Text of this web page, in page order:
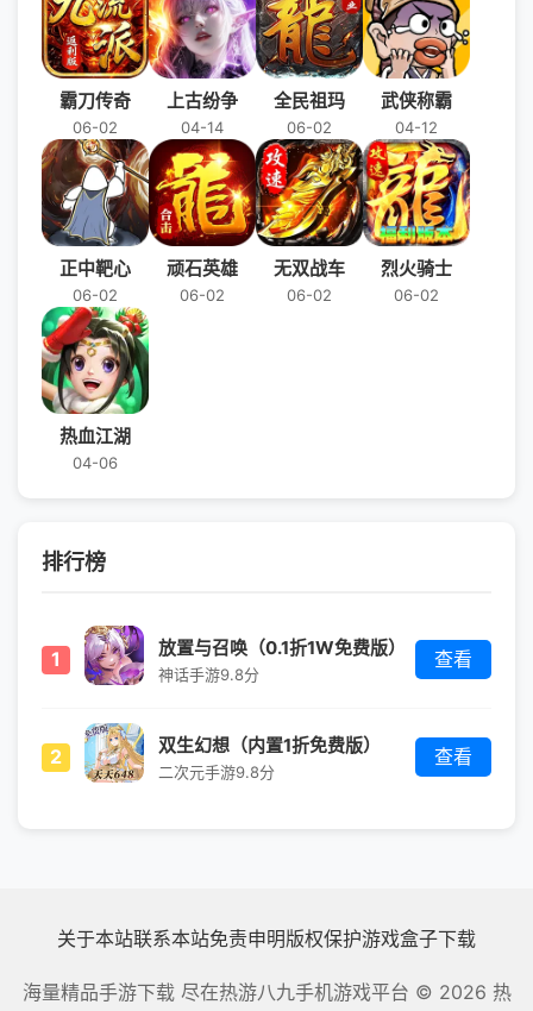
霸刀传奇
06-02
上古纷争
04-14
全民祖玛
06-02
武侠称霸
04-12
正中靶心
06-02
顽石英雄
06-02
无双战车
06-02
烈火骑士
06-02
热血江湖
04-06
排行榜
1 放置与召唤（0.1折1W免费版）
神话手游9.8分
查看
2 双生幻想（内置1折免费版）
二次元手游9.8分
查看
关于本站联系本站免责申明版权保护游戏盒子下载
海量精品手游下载 尽在热游八九手机游戏平台 © 2026 热